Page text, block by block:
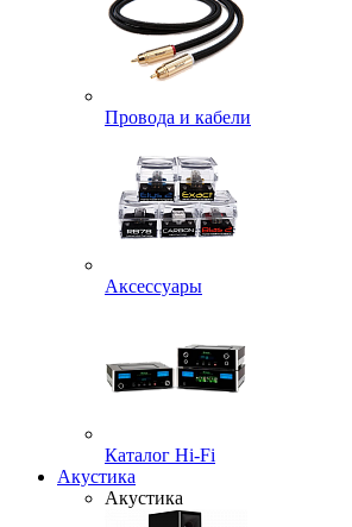
Провода и кабели
Аксессуары
Каталог Hi-Fi
Акустика
Акустика